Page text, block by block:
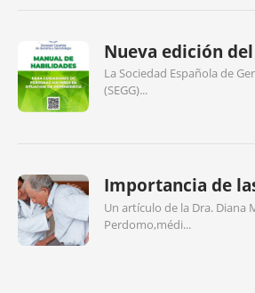
Nueva edición del
La Sociedad Española de
(SEGG)...
Importancia de
Un artículo de la Dra. Diana
Perdomo,médi...